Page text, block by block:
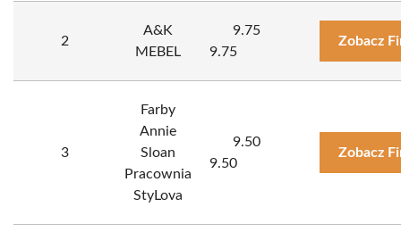
2
A&K
MEBEL
9.75
9.75
Zobacz
3
Farby
Annie
Sloan
Pracownia
StyLova
9.50
9.50
Zobacz